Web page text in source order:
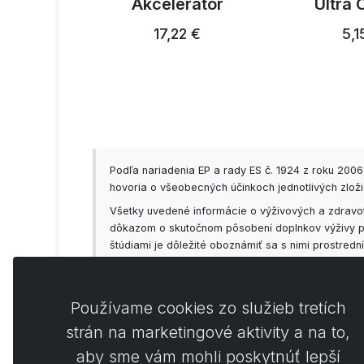
Akcelerátor
17,22 €
Ultra
Podľa nariadenia EP a rady ES č. 1924 z roku
hovoria o všeobecných účinkoch jednotlivých
Všetky uvedené informácie o výživových a
dôkazom o skutočnom pôsobení doplnkov
štúdiami je dôležité oboznámiť sa s nimi
Používame cookies zo služieb tretích
strán na marketingové aktivity a na to,
aby sme vám mohli poskytnúť lepší